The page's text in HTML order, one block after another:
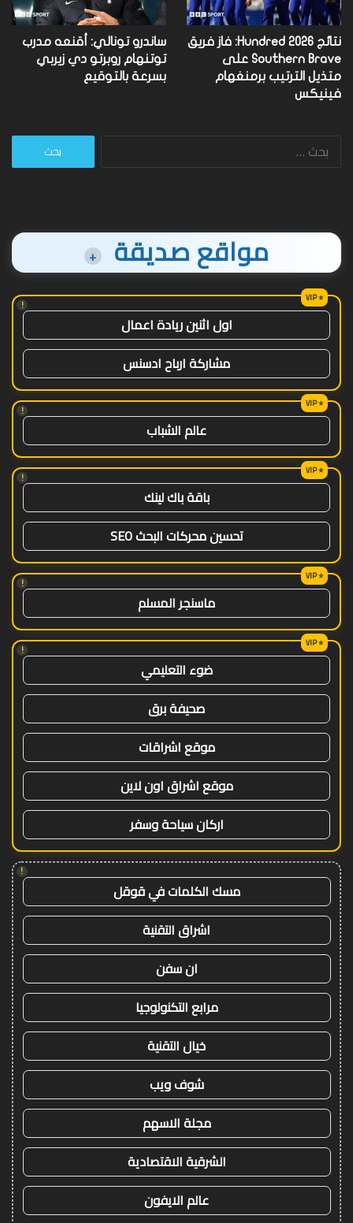
نتائج Hundred 2026: فاز فريق
Southern Brave على
متذيل الترتيب برمنغهام
فينيكس
ساندرو تونالي: أقنعه مدرب
توتنهام روبرتو دي زيربي
بسرعة بالتوقيع
البحث
مواقع صديقة +
!
اول اثنين ريادة اعمال
مشاركة ارباح ادسنس
!
عالم الشباب
!
باقة باك لينك
تحسين محركات البحث SEO
!
ماسنجر المسلم
!
ضوء التعليمي
صحيفة برق
موقع اشراقات
موقع اشراق اون لاين
اركان سياحة وسفر
!
مسك الكلمات في قوقل
اشراق التقنية
ان سفن
مرابع التكنولوجيا
خيال التقنية
شوف ويب
مجلة الاسهم
الشرقية الاقتصادية
عالم الايفون